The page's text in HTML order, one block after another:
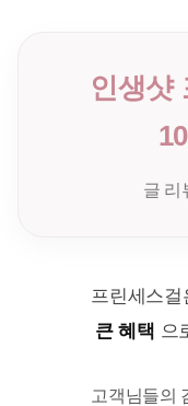
인생샷
글 리
프린세스걸
큰 혜택 으
고객님들의